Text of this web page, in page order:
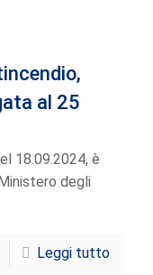
al 25
18.09.2024, è
degli
Leggi tutto